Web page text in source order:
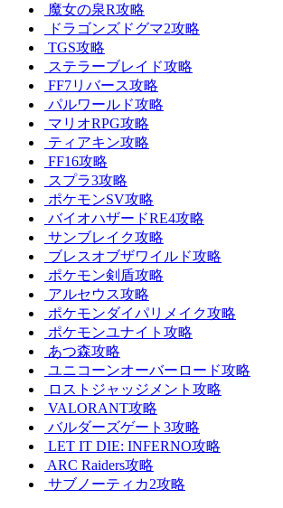
魔女の泉R攻略
ドラゴンズドグマ2攻略
TGS攻略
ステラーブレイド攻略
FF7リバース攻略
パルワールド攻略
マリオRPG攻略
ティアキン攻略
FF16攻略
スプラ3攻略
ポケモンSV攻略
バイオハザードRE4攻略
サンブレイク攻略
ブレスオブザワイルド攻略
ポケモン剣盾攻略
アルセウス攻略
ポケモンダイパリメイク攻略
ポケモンユナイト攻略
あつ森攻略
ユニコーンオーバーロード攻略
ロストジャッジメント攻略
VALORANT攻略
バルダーズゲート3攻略
LET IT DIE: INFERNO攻略
ARC Raiders攻略
サブノーティカ2攻略